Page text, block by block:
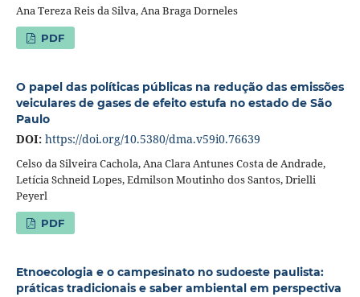
Ana Tereza Reis da Silva, Ana Braga Dorneles
PDF
O papel das políticas públicas na redução das emissões
veiculares de gases de efeito estufa no estado de São
Paulo
DOI: https://doi.org/10.5380/dma.v59i0.76639
Celso da Silveira Cachola, Ana Clara Antunes Costa de Andrade,
Letícia Schneid Lopes, Edmilson Moutinho dos Santos, Drielli
Peyerl
PDF
Etnoecologia e o campesinato no sudoeste paulista:
práticas tradicionais e saber ambiental em perspectiva